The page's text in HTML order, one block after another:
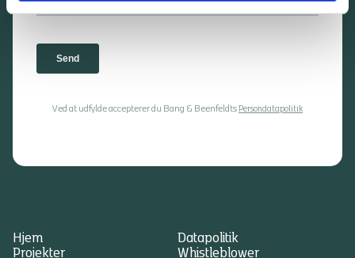
Ved at udfylde accepterer du Bang & Beenfeldts Persondatapolitik
Hjem
Datapolitik
Projekter
Whistleblower